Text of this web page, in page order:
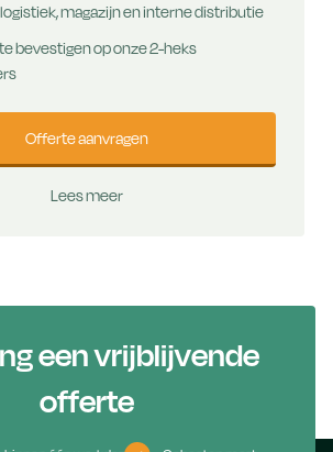
magazijn en interne distributie
bevestigen op onze 2-heks
Offerte aanvragen
Lees meer
een vrijblijvende
offerte